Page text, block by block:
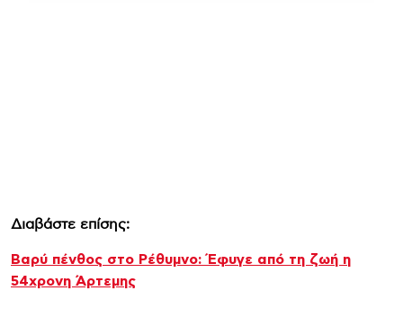
Διαβάστε επίσης:
Βαρύ πένθος στο Ρέθυμνο: Έφυγε από τη ζωή η
54χρονη Άρτεμης